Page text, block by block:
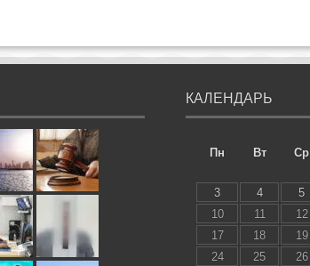
КАЛЕНДАРЬ
Пн
Вт Ср
3
4 5
10
11 12
17
18 19
24
25 26